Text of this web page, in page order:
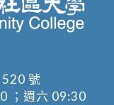
號
；週六 09:30